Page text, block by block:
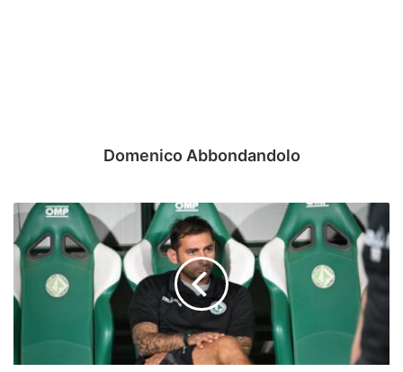
Domenico Abbondandolo
Un
club
di
C
Pazienza:
torna